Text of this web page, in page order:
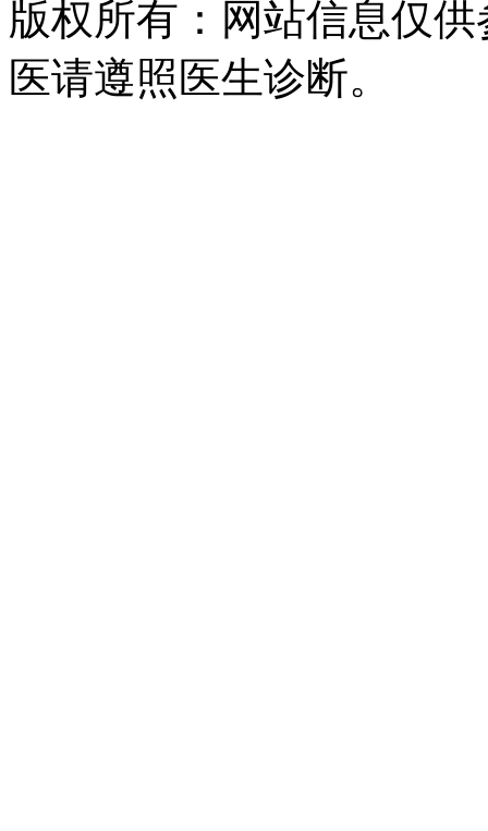
版权所有：网站信息仅
医请遵照医生诊断。